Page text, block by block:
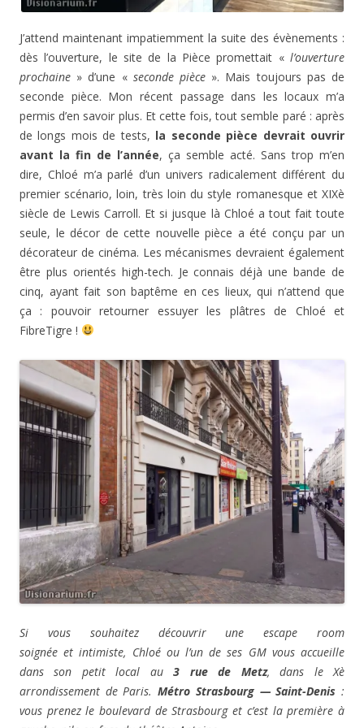
J’attend maintenant impatiemment la suite des évènements :
dès l’ouverture, le site de la Pièce promettait « l’ouverture
prochaine » d’une « seconde pièce ». Mais toujours pas de
seconde pièce. Mon récent passage dans les locaux m’a
permis d’en savoir plus. Et cette fois, tout semble paré : après
de longs mois de tests, la seconde pièce devrait ouvrir
avant la fin de l’année, ça semble acté. Sans trop m’en
dire, Chloé m’a parlé d’un univers radicalement différent du
premier scénario, loin, très loin du style romanesque et XIXè
siècle de Lewis Carroll. Et si jusque là Chloé a tout fait toute
seule, le décor de cette nouvelle pièce a été conçu par un
décorateur de cinéma. Les mécanismes devraient également
être plus orientés high-tech. Je connais déjà une bande de
cinq, ayant fait son baptême en ces lieux, qui n’attend que
ça : pouvoir retourner essuyer les plâtres de Chloé et
FibreTigre !
Si vous souhaitez découvrir une escape room
soignée et intimiste, Chloé ou l’un de ses GM vous accueille
dans son petit local au3 rue de Metz, dans le Xè
arrondissement de Paris.Métro Strasbourg — Saint-Denis :
vous prenez le boulevard de Strasbourg et c’est la première à